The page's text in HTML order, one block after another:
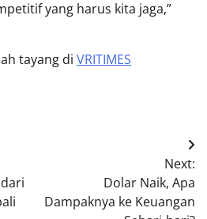
yang harus kita jaga,”
tayang di VRITIMES
Next:
Dolar Naik, Apa
Dampaknya ke Keuangan